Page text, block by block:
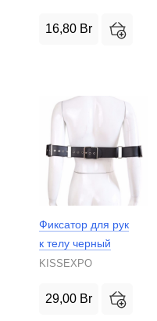
16,80 Br
Фиксатор для рук
к телу черный
KISSEXPO
29,00 Br